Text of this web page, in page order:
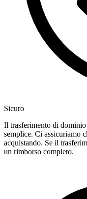
Sicuro
Il trasferimento di
semplice. Ci assicuriamo
acquistando. Se il
un rimborso completo.